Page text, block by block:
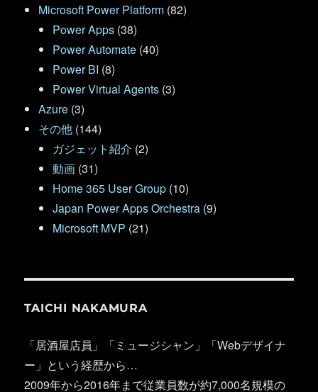
Microsoft Power Platform (82)
Power Apps (38)
Power Automate (40)
Power BI (8)
Power Virtual Agents (3)
Azure (3)
その他 (144)
ガジェット紹介 (2)
動画 (31)
Home 365 User Group (10)
Japan Power Apps Orchestra (9)
Microsoft MVP (21)
TAICHI NAKAMURA
「居酒屋店員」「ミュージシャン」「Webデザイナ
ー」という経歴から…
2009年から2016年まで従業員数が約7,000名規模の